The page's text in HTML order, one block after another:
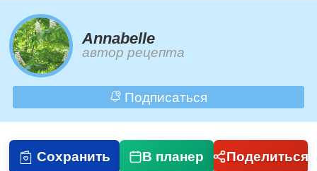
Annabelle
автор рецепта
Подписаться
Сохранить В планер Поделиться